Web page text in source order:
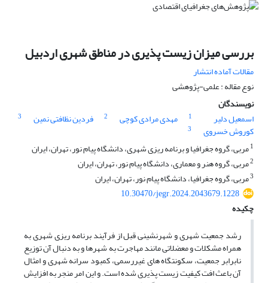
بررسی میزان زیست پذیری در مناطق شهری اردبیل
مقالات آماده انتشار
نوع مقاله : علمی-پژوهشی
نویسندگان
اسمعیل دلیر
1 مهدی مرادی کوچی 2 فردین نظافتی نمین 3
کوروش خسروی
3
1مربی، گروه جغرافیا و برنامه ریزی شهری، دانشگاه پیام نور، تهران، ایران
2مربی، گروه هنر و معماری، دانشگاه پیام نور، تهران، ایران
3مربی، گروه جغرافیا، دانشگاه پیام نور، تهران، ایران
10.30470/jegr.2024.2043679.1228
چکیده
رشد جمعیت شهری و شهرنشینی قبل از فرآیند برنامه ریزی شهری به
همراه مشکلات و معضلاتی مانند مهاجرت به شهرها و به دنبال آن توزیع
نابرابر جمعیت، سکونتگاه های غیررسمی، کمبود سرانه شهری و امثال
آن باعث افت کیفیت زیست پذیری شده است. و این امر منجر به افزایش